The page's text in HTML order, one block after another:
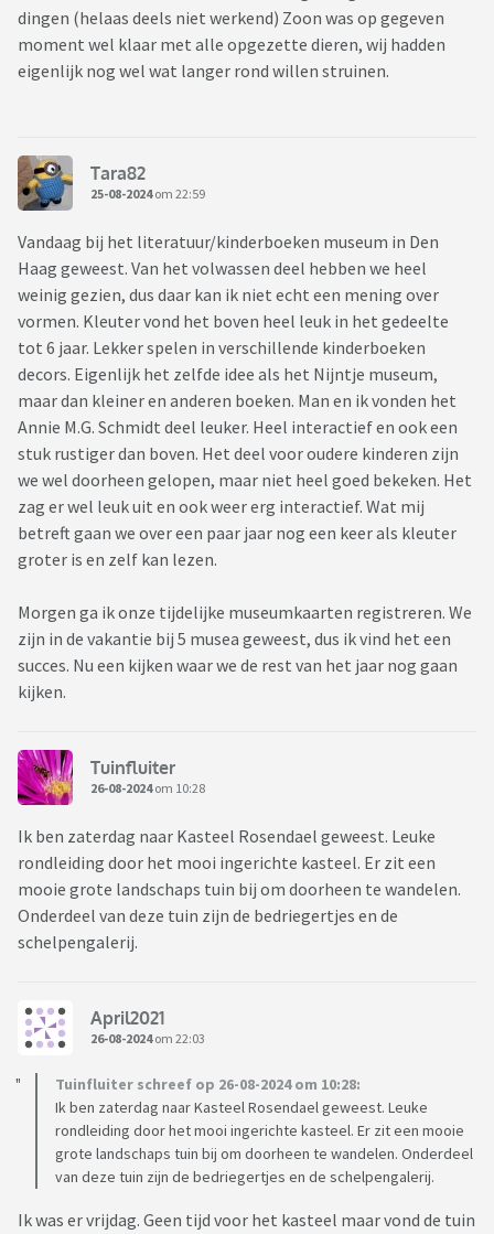
dingen (helaas deels niet werkend) Zoon was op gegeven
moment wel klaar met alle opgezette dieren, wij hadden
eigenlijk nog wel wat langer rond willen struinen.
Tara82
25-08-2024om 22:59
Vandaag bij het literatuur/kinderboeken museum in Den
Haag geweest. Van het volwassen deel hebben we heel
weinig gezien, dus daar kan ik niet echt een mening over
vormen. Kleuter vond het boven heel leuk in het gedeelte
tot 6 jaar. Lekker spelen in verschillende kinderboeken
decors. Eigenlijk het zelfde idee als het Nijntje museum,
maar dan kleiner en anderen boeken. Man en ik vonden het
Annie M.G. Schmidt deel leuker. Heel interactief en ook een
stuk rustiger dan boven. Het deel voor oudere kinderen zijn
we wel doorheen gelopen, maar niet heel goed bekeken. Het
zag er wel leuk uit en ook weer erg interactief. Wat mij
betreft gaan we over een paar jaar nog een keer als kleuter
groter is en zelf kan lezen.
Morgen ga ik onze tijdelijke museumkaarten registreren. We
zijn in de vakantie bij 5 musea geweest, dus ik vind het een
succes. Nu een kijken waar we de rest van het jaar nog gaan
kijken.
Tuinfluiter
26-08-2024om 10:28
Ik ben zaterdag naar Kasteel Rosendael geweest. Leuke
rondleiding door het mooi ingerichte kasteel. Er zit een
mooie grote landschaps tuin bij om doorheen te wandelen.
Onderdeel van deze tuin zijn de bedriegertjes en de
schelpengalerij.
April2021
26-08-2024om 22:03
Tuinfluiter schreef op 26-08-2024 om 10:28:
Ik ben zaterdag naar Kasteel Rosendael geweest. Leuke
rondleiding door het mooi ingerichte kasteel. Er zit een mooie
grote landschaps tuin bij om doorheen te wandelen. Onderdeel
van deze tuin zijn de bedriegertjes en de schelpengalerij.
Ik was er vrijdag. Geen tijd voor het kasteel maar vond de tuin